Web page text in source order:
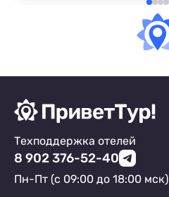
Техподдержка отелей
8 902 376-52-40
Пн-Пт (с 09:00 до 18:00 мск)